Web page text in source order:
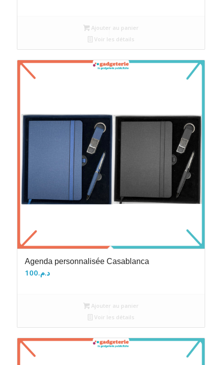
Ajouter au panier
Voir les détails
Agenda personnalisée Casablanca
د.م.100
Ajouter au panier
Voir les détails